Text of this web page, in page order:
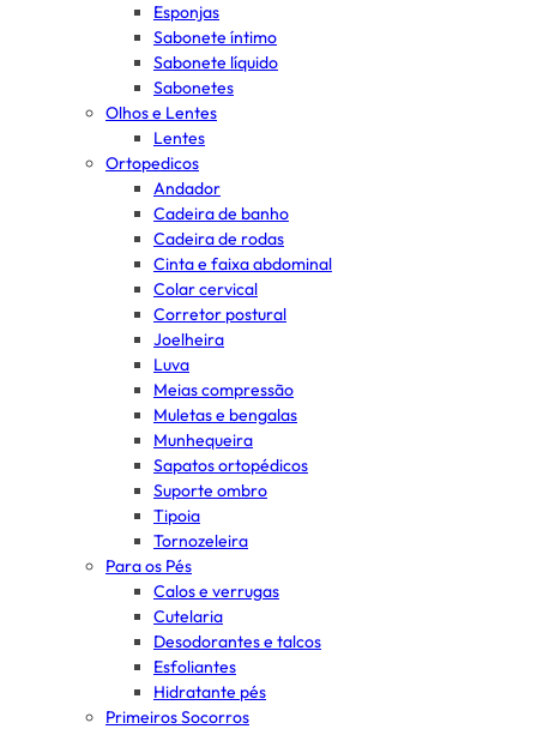
Esponjas
Sabonete íntimo
Sabonete líquido
Sabonetes
Olhos e Lentes
Lentes
Ortopedicos
Andador
Cadeira de banho
Cadeira de rodas
Cinta e faixa abdominal
Colar cervical
Corretor postural
Joelheira
Luva
Meias compressão
Muletas e bengalas
Munhequeira
Sapatos ortopédicos
Suporte ombro
Tipoia
Tornozeleira
Para os Pés
Calos e verrugas
Cutelaria
Desodorantes e talcos
Esfoliantes
Hidratante pés
Primeiros Socorros